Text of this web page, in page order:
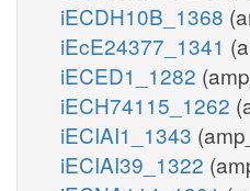
iECDH10B_1368
iEcE24377_1341
iECED1_1282
iECH74115_1262
iECIAI1_1343
iECIAI39_1322